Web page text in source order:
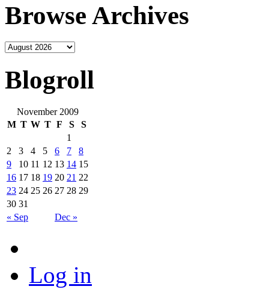
Browse Archives
Blogroll
November 2009
M T W T F S S
« Sep Dec »
1
2
3 4 5 6 7
8
9
10 11 12 13 14 15
16 17 18 19 20 21 22
23 24 25 26 27 28 29
30 31
Log in